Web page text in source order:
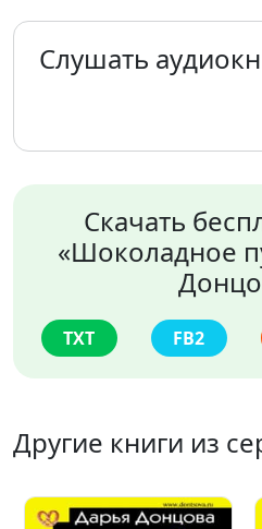
Слушать
Скачать
«Шоколадное
TXT FB2
Другие книги из